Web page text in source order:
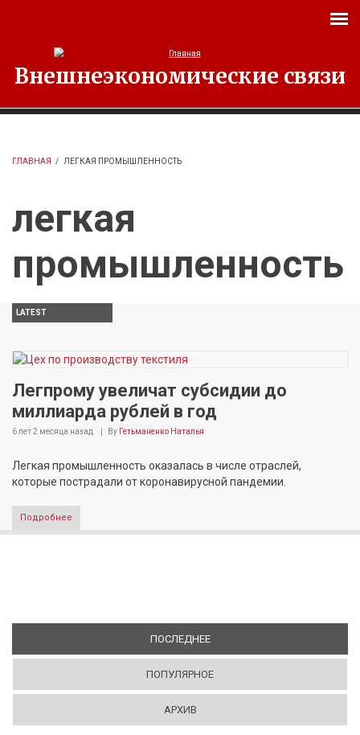
Внешнеэкономические связи
ГЛАВНАЯ / ЛЕГКАЯ ПРОМЫШЛЕННОСТЬ
легкая
промышленность
LATEST
Легпрому увеличат субсидии до
миллиарда рублей в год
6 лет 2 месяца назад By Гетьманенко Наталья
Легкая промышленность оказалась в числе отраслей,
которые пострадали от коронавирусной пандемии.
Подробнее
ПОСЛЕДНЕЕ(АКТИВНАЯ ВКЛАДКА)
ПОПУЛЯРНОЕ
АРХИВ